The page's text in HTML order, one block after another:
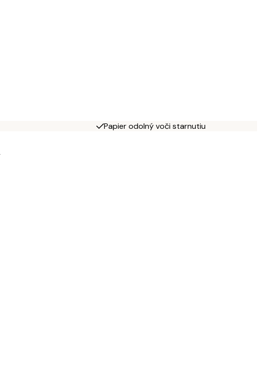
Papier odolný voči starnutiu